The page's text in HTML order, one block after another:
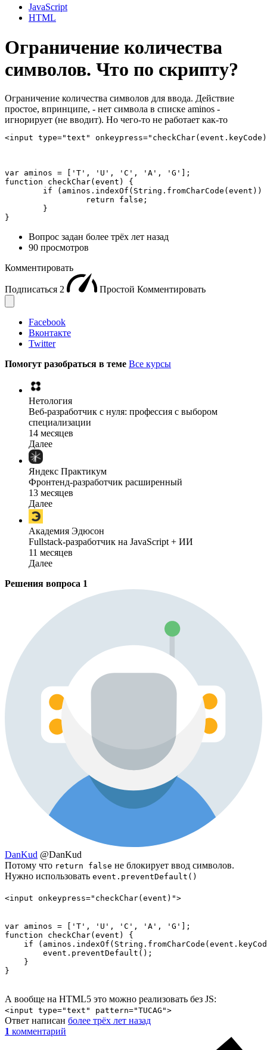
JavaScript
HTML
Ограничение количества
символов. Что по скрипту?
Ограничение количества символов для ввода. Действие
простое, впринципе, - нет символа в списке aminos -
игнорирует (не вводит). Но чего-то не работает как-то
<input type="text"
var aminos = ['T', 'U', 'C', 'A', 'G'];
function checkChar(event) {
}
Вопрос задан более трёх лет назад
90 просмотров
Комментировать
Подписаться 2 Простой Комментировать
Facebook
Вконтакте
Twitter
Помогут разобраться в теме Все курсы
Нетология
Веб-разработчик с нуля: профессия с выбором
специализации
14 месяцев
Далее
Яндекс Практикум
Фронтенд-разработчик расширенный
13 месяцев
Далее
Академия Эдюсон
Fullstack-разработчик на JavaScript + ИИ
11 месяцев
Далее
Решения вопроса 1
DanKud @DanKud
Потому что return false не блокирует ввод символов.
Нужно использовать event.preventDefault()
<input onkeypress="checkChar(event)">
var aminos = ['T', 'U', 'C', 'A', 'G'];
function checkChar(event) {
if
        event.preventDefault();
    }
}
А вообще на HTML5 это можно реализовать без JS:
<input type="text" pattern="TUCAG">
Ответ написан более трёх лет назад
1 комментарий